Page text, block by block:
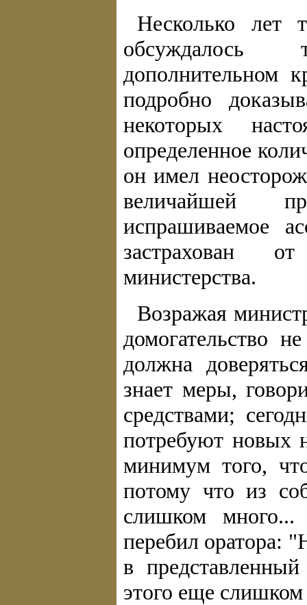
Несколько лет
обсуждалось
дополнительном
подробно
некоторых
определенное
он имел
величайшей
испрашиваемое
застрахован
министерства.
Возражая
домогательство
должна
знает меры,
средствами;
потребуют новых
минимум того,
потому что из
слишком
перебил оратора:
в
этого еще